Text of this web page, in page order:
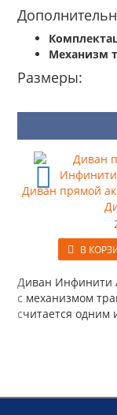
Механизм
Размеры:
Диван прямой
В
Диван Инфинити
с механизмом
считается одним